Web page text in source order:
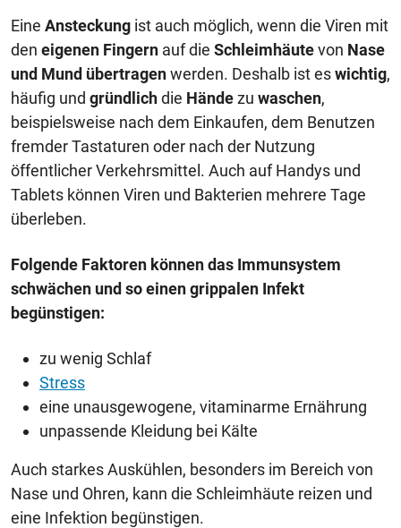
Eine Ansteckung ist auch möglich, wenn die Viren mit
den eigenen Fingern auf die Schleimhäutevon Nase
und Mund übertragenwerden. Deshalb ist eswichtig,
häufig und gründlichdie Händezu waschen,
beispielsweise nach dem Einkaufen, dem Benutzen
fremder Tastaturen oder nach der Nutzung
öffentlicher Verkehrsmittel. Auch auf Handys und
Tablets können Viren und Bakterien mehrere Tage
überleben.
Folgende Faktoren können das Immunsystem
schwächen und so einen grippalen Infekt
begünstigen:
zu wenig Schlaf
Stress
eine unausgewogene, vitaminarme Ernährung
unpassende Kleidung bei Kälte
Auch starkes Auskühlen, besonders im Bereich von
Nase und Ohren, kann die Schleimhäute reizen und
eine Infektion begünstigen.